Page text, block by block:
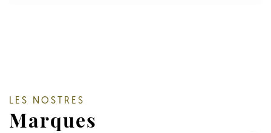
LES NOSTRES
Marques